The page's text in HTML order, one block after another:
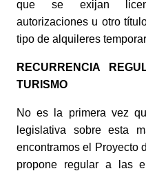
que se exijan
autorizaciones u otro
tipo de alquileres
RECURRENCIA
TURISMO
No es la primera vez
legislativa sobre esta
encontramos el Proyecto
propone regular a las